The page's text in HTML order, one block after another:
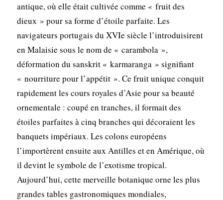
antique, où elle était cultivée comme « fruit des
dieux » pour sa forme d’étoile parfaite. Les
navigateurs portugais du XVIe siècle l’introduisirent
en Malaisie sous le nom de « carambola »,
déformation du sanskrit « karmaranga » signifiant
« nourriture pour l’appétit ». Ce fruit unique conquit
rapidement les cours royales d’Asie pour sa beauté
ornementale : coupé en tranches, il formait des
étoiles parfaites à cinq branches qui décoraient les
banquets impériaux. Les colons européens
l’importèrent ensuite aux Antilles et en Amérique, où
il devint le symbole de l’exotisme tropical.
Aujourd’hui, cette merveille botanique orne les plus
grandes tables gastronomiques mondiales,